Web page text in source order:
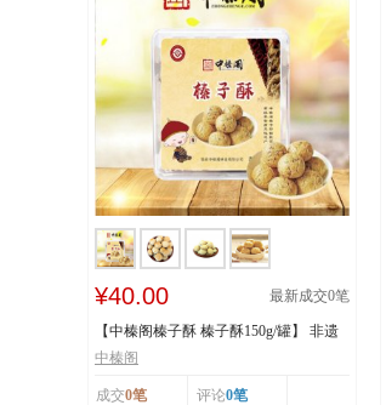
¥40.00 最新成交0笔
【中榛阁榛子酥 榛子酥150g/罐】 非遗
工艺 榛香浓...
中榛阁
成交0笔 评论0笔